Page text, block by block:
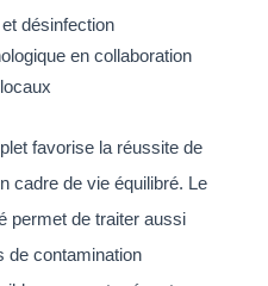
désinfection
en collaboration
favorise la réussite de
cadre de vie équilibré. Le
permet de traiter aussi
de contamination